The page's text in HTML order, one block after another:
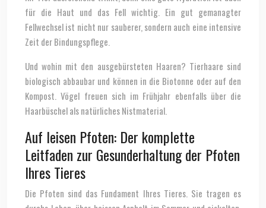
für die Haut und das Fell wichtig. Ein gut gemanagter
Fellwechsel ist nicht nur sauberer, sondern auch eine intensive
Zeit der Bindungspflege.
Und wohin mit den ausgebürsteten Haaren? Tierhaare sind
biologisch abbaubar und können in die Biotonne oder auf den
Kompost. Vögel freuen sich im Frühjahr ebenfalls über die
Haarbüschel als natürliches Nistmaterial.
Auf leisen Pfoten: Der komplette
Leitfaden zur Gesunderhaltung der Pfoten
Ihres Tieres
Die Pfoten sind das Fundament Ihres Tieres. Sie tragen es